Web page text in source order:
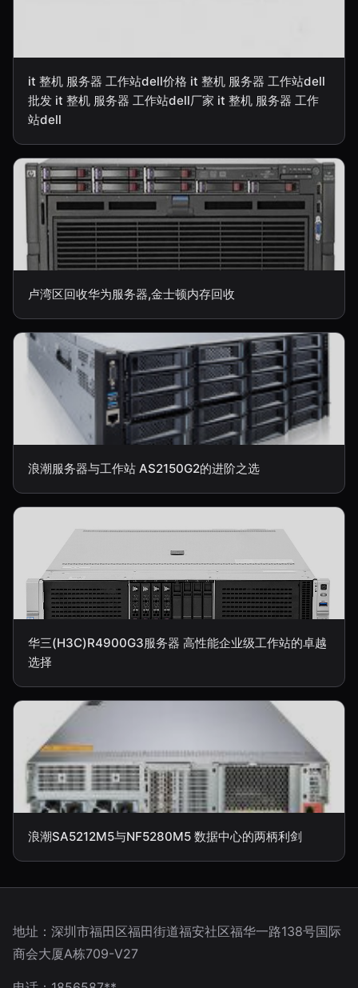
it 整机 服务器 工作站dell价格 it 整机 服务器 工作站dell
批发 it 整机 服务器 工作站dell厂家 it 整机 服务器 工作
站dell
卢湾区回收华为服务器,金士顿内存回收
浪潮服务器与工作站 AS2150G2的进阶之选
华三(H3C)R4900G3服务器 高性能企业级工作站的卓越
选择
浪潮SA5212M5与NF5280M5 数据中心的两柄利剑
地址：深圳市福田区福田街道福安社区福华一路138号国际
商会大厦A栋709-V27